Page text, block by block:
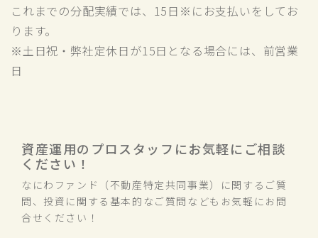
これまでの分配実績では、15日※にお支払いをしてお
ります。
※土日祝・弊社定休日が15日となる場合には、前営業
日
資産運用のプロスタッフにお気軽にご相談
ください！
なにわファンド（不動産特定共同事業）に関するご質
問、投資に関する基本的なご質問などもお気軽にお問
合せください！